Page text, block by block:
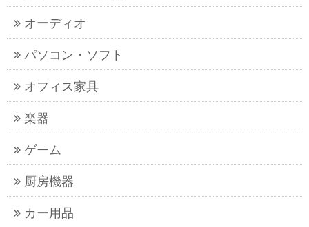
オーディオ
パソコン・ソフト
オフィス家具
楽器
ゲーム
厨房機器
カー用品